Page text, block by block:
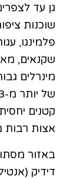
גן עד
שוכנות
פלמינגו,
שקנאים,
מינרלים
קטנים
אצות רבות
באזור
דידיק